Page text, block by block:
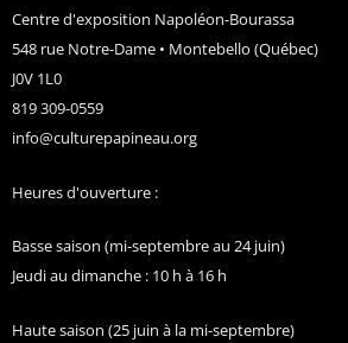
Centre d'exposition Napoléon-Bourassa
548 rue Notre-Dame • Montebello (Québec)
J0V 1L0
819 309-0559
info@culturepapineau.org
Heures d'ouverture :
Basse saison (mi-septembre au 24 juin)
Jeudi au dimanche : 10 h à 16 h
Haute saison (25 juin à la mi-septembre)